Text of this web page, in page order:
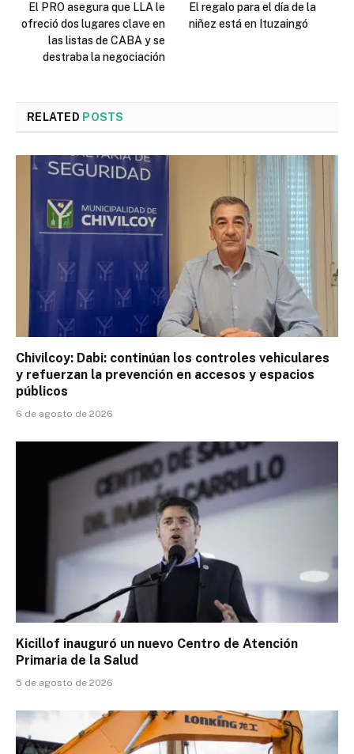
El PRO asegura que LLA le
ofreció dos lugares clave en
las listas de CABA y se
destraba la negociación
El regalo para el día de la
niñez está en Ituzaingó
RELATED POSTS
Chivilcoy: Dabi: continúan los controles vehiculares
y refuerzan la prevención en accesos y espacios
públicos
6 de agosto de 2026
Kicillof inauguró un nuevo Centro de Atención
Primaria de la Salud
5 de agosto de 2026